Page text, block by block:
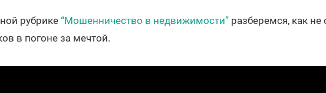
рубрике“Мошенничество в недвижимости” разберемся, как не
в погоне за мечтой.